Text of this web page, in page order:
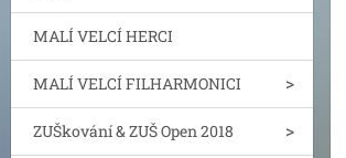
MALÍ VELCÍ HERCI
MALÍ VELCÍ FILHARMONICI
ZUŠkování & ZUŠ Open 2018